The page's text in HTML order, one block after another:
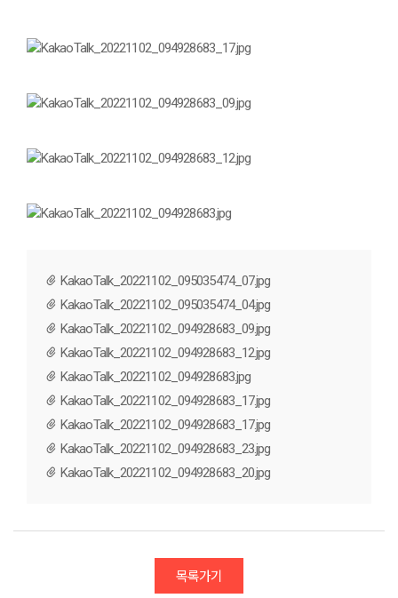
KakaoTalk_20221102_095035474_07.jpg
KakaoTalk_20221102_095035474_04.jpg
KakaoTalk_20221102_094928683_09.jpg
KakaoTalk_20221102_094928683_12.jpg
KakaoTalk_20221102_094928683.jpg
KakaoTalk_20221102_094928683_17.jpg
KakaoTalk_20221102_094928683_17.jpg
KakaoTalk_20221102_094928683_23.jpg
KakaoTalk_20221102_094928683_20.jpg
목록가기